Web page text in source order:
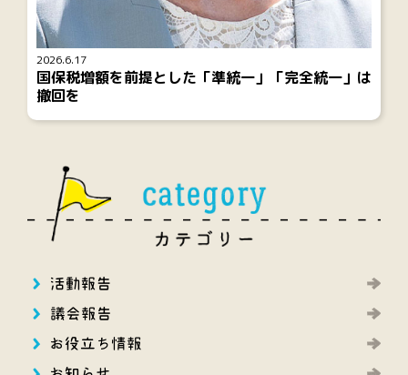
2026.6.17
国保税増額を前提とした「準統一」「完全統一」は
撤回を